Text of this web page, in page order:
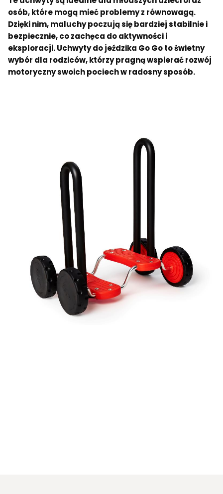
osób, które mogą mieć problemy z równowagą.
Dzięki nim, maluchy poczują się bardziej stabilnie i
bezpiecznie, co zachęca do aktywności i
eksploracji. Uchwyty do jeździka Go Go to świetny
wybór dla rodziców, którzy pragną wspierać rozwój
motoryczny swoich pociech w radosny sposób.